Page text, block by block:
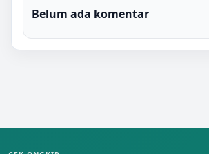
Belum ada komentar